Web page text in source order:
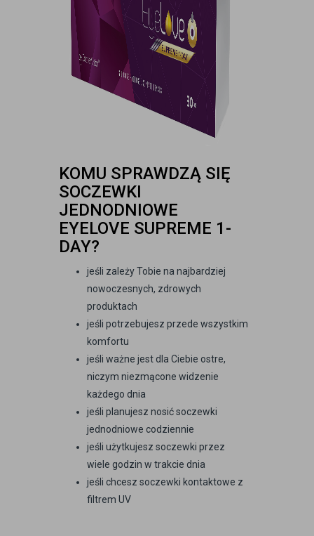
KOMU SPRAWDZĄ SIĘ
SOCZEWKI
JEDNODNIOWE
EYELOVE SUPREME 1-
DAY?
jeśli zależy Tobie na najbardziej
nowoczesnych, zdrowych
produktach
jeśli potrzebujesz przede wszystkim
komfortu
jeśli ważne jest dla Ciebie ostre,
niczym niezmącone widzenie
każdego dnia
jeśli planujesz nosić soczewki
jednodniowe codziennie
jeśli użytkujesz soczewki przez
wiele godzin w trakcie dnia
jeśli chcesz soczewki kontaktowe z
filtrem UV